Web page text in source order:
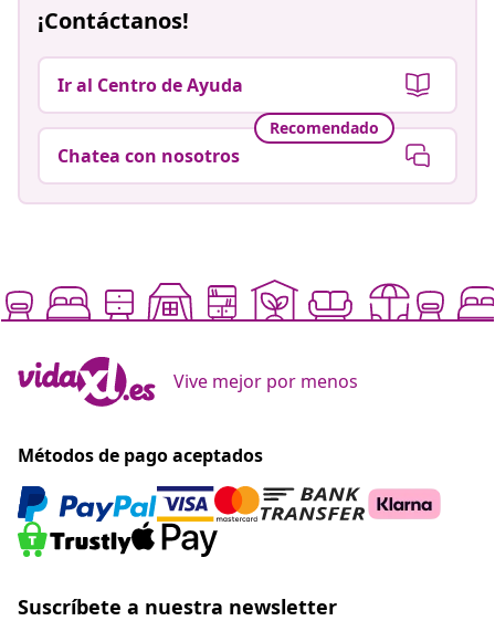
¡Contáctanos!
Ir al Centro de Ayuda
Recomendado
Chatea con nosotros
Vive mejor por menos
Métodos de pago aceptados
Suscríbete a nuestra newsletter